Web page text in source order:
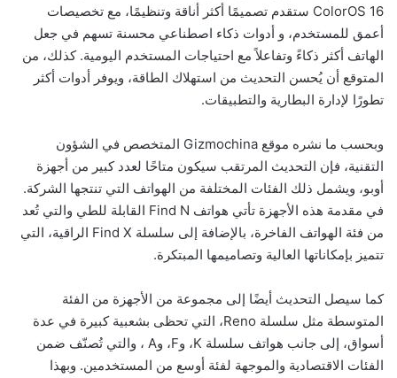
ColorOS 16 ستقدم تصميمًا أكثر أناقة وتنظيمًا، مع تخصيصات
أعمق للمستخدم، و أدوات ذكاء اصطناعي محسنة تسهم في جعل
الهاتف أكثر ذكاءً وتفاعلاً مع احتياجات المستخدم اليومية. كذلك، من
المتوقع أن يُحسن التحديث من استهلاك الطاقة، ويوفر أدوات أكثر
تطورًا لإدارة البطارية والتطبيقات.
وبحسب ما نشره موقع Gizmochina المتخصص في الشؤون
التقنية، فإن التحديث المرتقب سيكون متاحًا لعدد كبير من أجهزة
أوبو، ويشمل ذلك الفئات المختلفة من الهواتف التي تنتجها الشركة.
في مقدمة هذه الأجهزة تأتي هواتف Find N القابلة للطي والتي تُعد
من فئة الهواتف الفاخرة، بالإضافة إلى سلسلة Find X الراقية، التي
تتميز بإمكاناتها العالية وتصاميمها المبتكرة.
كما سيصل التحديث أيضًا إلى مجموعة من الأجهزة من الفئة
المتوسطة مثل سلسلة Reno، التي تحظى بشعبية كبيرة في عدة
أسواق، إلى جانب هواتف سلسلة K، وF، وA ، والتي تُصنّف ضمن
الفئات الاقتصادية والموجهة لفئة أوسع من المستخدمين. وبهذا